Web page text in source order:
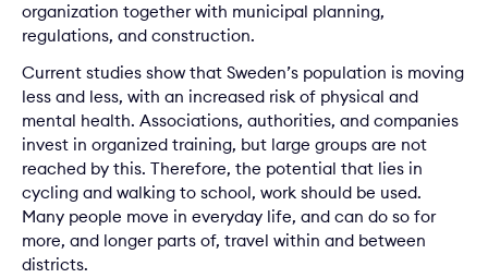
organization together with municipal planning,
regulations, and construction.
Current studies show that Sweden’s population is moving
less and less, with an increased risk of physical and
mental health. Associations, authorities, and companies
invest in organized training, but large groups are not
reached by this. Therefore, the potential that lies in
cycling and walking to school, work should be used.
Many people move in everyday life, and can do so for
more, and longer parts of, travel within and between
districts.